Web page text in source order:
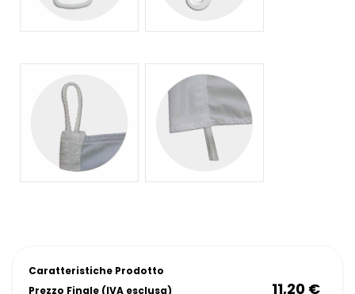
Caratteristiche Prodotto
Prezzo Finale (IVA esclusa)
11,20 €